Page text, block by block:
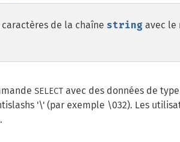
de la chaîne string avec le
SELECT avec des données de
'\' (par exemple \032). Les